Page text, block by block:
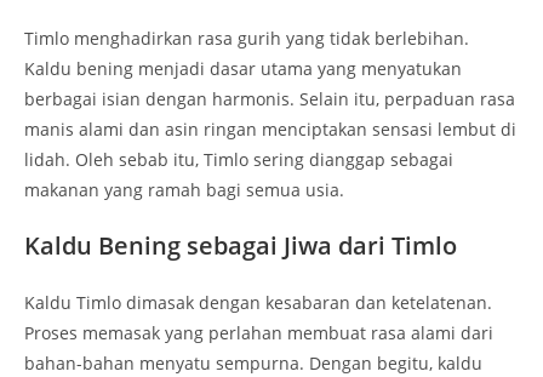
Timlo menghadirkan rasa gurih yang tidak berlebihan.
Kaldu bening menjadi dasar utama yang menyatukan
berbagai isian dengan harmonis. Selain itu, perpaduan rasa
manis alami dan asin ringan menciptakan sensasi lembut di
lidah. Oleh sebab itu, Timlo sering dianggap sebagai
makanan yang ramah bagi semua usia.
Kaldu Bening sebagai Jiwa dari Timlo
Kaldu Timlo dimasak dengan kesabaran dan ketelatenan.
Proses memasak yang perlahan membuat rasa alami dari
bahan-bahan menyatu sempurna. Dengan begitu, kaldu